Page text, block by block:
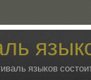
языков